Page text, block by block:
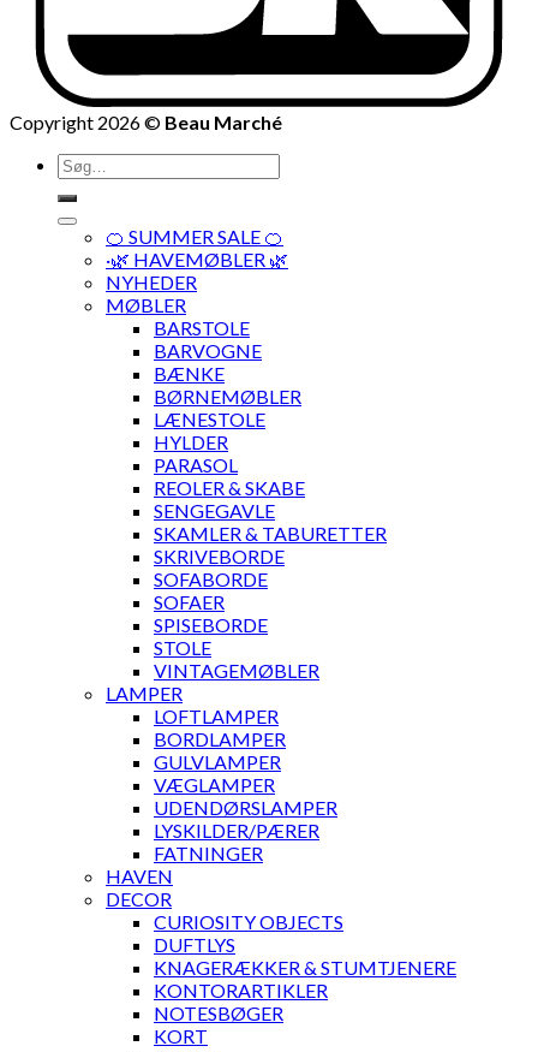
Copyright 2026 © Beau Marché
Søg
efter:
🍊 SUMMER SALE 🍊
·🌿 HAVEMØBLER 🌿
NYHEDER
MØBLER
BARSTOLE
BARVOGNE
BÆNKE
BØRNEMØBLER
LÆNESTOLE
HYLDER
PARASOL
REOLER & SKABE
SENGEGAVLE
SKAMLER & TABURETTER
SKRIVEBORDE
SOFABORDE
SOFAER
SPISEBORDE
STOLE
VINTAGEMØBLER
LAMPER
LOFTLAMPER
BORDLAMPER
GULVLAMPER
VÆGLAMPER
UDENDØRSLAMPER
LYSKILDER/PÆRER
FATNINGER
HAVEN
DECOR
CURIOSITY OBJECTS
DUFTLYS
KNAGERÆKKER & STUMTJENERE
KONTORARTIKLER
NOTESBØGER
KORT